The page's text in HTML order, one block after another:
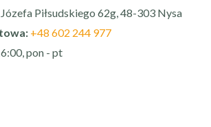
Piłsudskiego 62g, 48-303 Nysa
+48 602 244 977
pon - pt